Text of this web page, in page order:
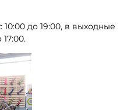
до 19:00, в выходные